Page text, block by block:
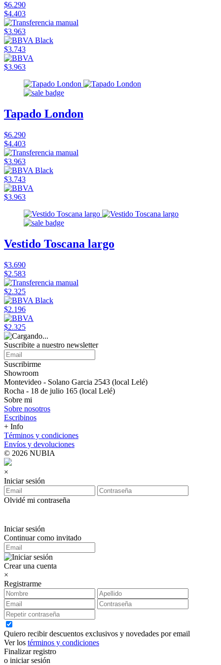
$6.290
$4.403
$3.963
$3.743
$3.963
Tapado London
$6.290
$4.403
$3.963
$3.743
$3.963
Vestido Toscana largo
$3.690
$2.583
$2.325
$2.196
$2.325
Suscribite a nuestro newsletter
Suscribirme
Showroom
Montevideo - Solano Garcia 2543 (local Lelé)
Rocha - 18 de julio 165 (local Lelé)
Sobre mi
Sobre nosotros
Escribinos
+ Info
Términos y condiciones
Envíos y devoluciones
© 2026 NUBIA
×
Iniciar sesión
Olvidé mi contraseña
Iniciar sesión
Continuar como invitado
Crear una cuenta
×
Registrarme
Quiero recibir descuentos exclusivos y novedades por email
Ver los términos y condiciones
Finalizar registro
o iniciar sesión